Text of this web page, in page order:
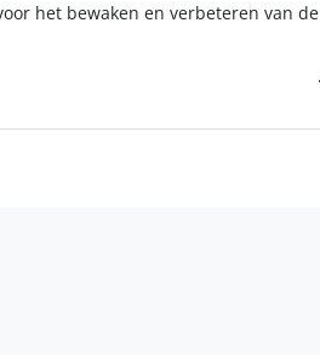
het bewaken en verbeteren van de